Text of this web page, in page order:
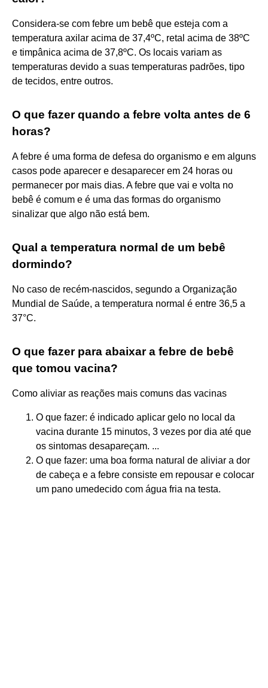
Considera-se com febre um bebê que esteja com a
temperatura axilar acima de 37,4ºC, retal acima de 38ºC
e timpânica acima de 37,8ºC. Os locais variam as
temperaturas devido a suas temperaturas padrões, tipo
de tecidos, entre outros.
O que fazer quando a febre volta antes de 6
horas?
A febre é uma forma de defesa do organismo e em alguns
casos pode aparecer e desaparecer em 24 horas ou
permanecer por mais dias. A febre que vai e volta no
bebê é comum e é uma das formas do organismo
sinalizar que algo não está bem.
Qual a temperatura normal de um bebê
dormindo?
No caso de recém-nascidos, segundo a Organização
Mundial de Saúde, a temperatura normal é entre 36,5 a
37°C.
O que fazer para abaixar a febre de bebê
que tomou vacina?
Como aliviar as reações mais comuns das vacinas
O que fazer: é indicado aplicar gelo no local da
vacina durante 15 minutos, 3 vezes por dia até que
os sintomas desapareçam. ...
O que fazer: uma boa forma natural de aliviar a dor
de cabeça e a febre consiste em repousar e colocar
um pano umedecido com água fria na testa.